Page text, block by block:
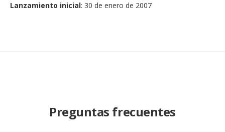
Lanzamiento inicial: 30 de enero de 2007
Preguntas frecuentes